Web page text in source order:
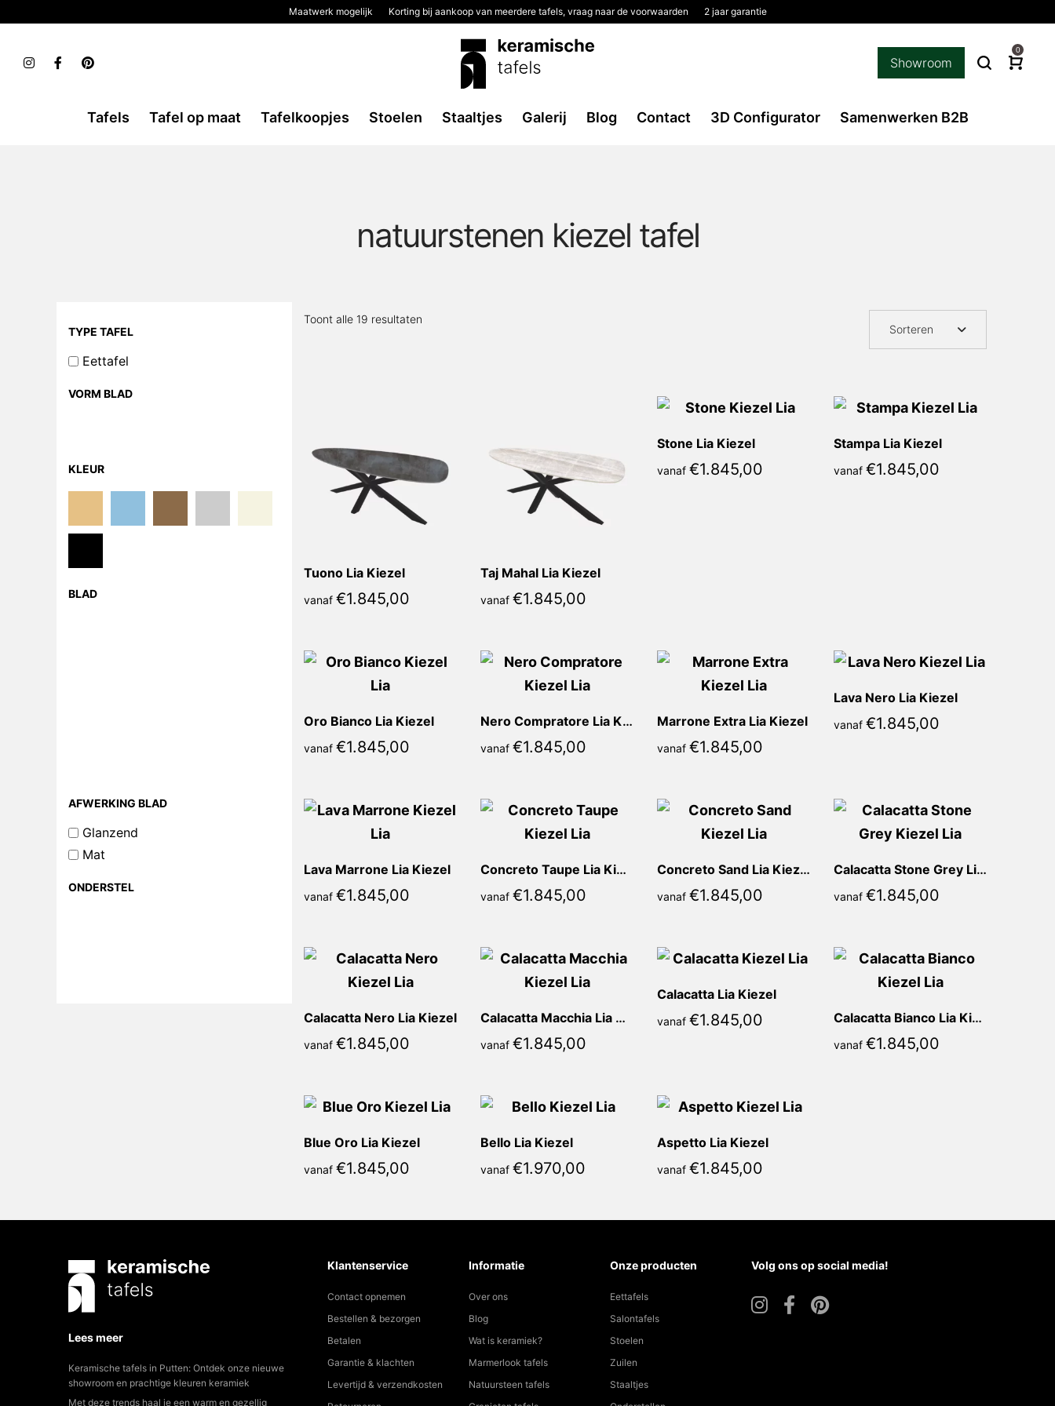
Maatwerk mogelijk Korting bij aankoop van meerdere tafels, vraag naar de voorwaarden 2 jaar garantie
Showroom
0
Tafels Tafel op maat Tafelkoopjes Stoelen Staaltjes Galerij Blog Contact 3D Configurator Samenwerken B2B
natuurstenen kiezel tafel
Toont alle 19 resultaten
Sorteren
Tuono Lia Kiezel
vanaf €1.845,00
Taj Mahal Lia Kiezel
vanaf €1.845,00
Stone Lia Kiezel
vanaf €1.845,00
Stampa Lia Kiezel
vanaf €1.845,00
Oro Bianco Lia Kiezel
vanaf €1.845,00
Nero Compratore Lia Kiezel
vanaf €1.845,00
Marrone Extra Lia Kiezel
vanaf €1.845,00
Lava Nero Lia Kiezel
vanaf €1.845,00
Lava Marrone Lia Kiezel
vanaf €1.845,00
Concreto Taupe Lia Kiezel
vanaf €1.845,00
Concreto Sand Lia Kiezel
vanaf €1.845,00
Calacatta Stone Grey Lia Kiezel
vanaf €1.845,00
Calacatta Nero Lia Kiezel
vanaf €1.845,00
Calacatta Macchia Lia Kiezel
vanaf €1.845,00
Calacatta Lia Kiezel
vanaf €1.845,00 Calacatta Bianco Lia Kiezel
vanaf €1.845,00
Blue Oro Lia Kiezel
vanaf €1.845,00
Bello Lia Kiezel
vanaf €1.970,00
Aspetto Lia Kiezel
vanaf €1.845,00
TYPE TAFEL
Eettafel
VORM BLAD
KLEUR
BLAD
AFWERKING BLAD
Glanzend
Mat
ONDERSTEL
Lees meer
Keramische tafels in Putten: Ontdek onze nieuwe
showroom en prachtige kleuren keramiek
Met deze trends haal je een warm en gezellig
Klantenservice
Contact opnemen
Bestellen & bezorgen
Betalen
Garantie & klachten
Levertijd & verzendkosten
Informatie
Over ons
Blog
Wat is keramiek?
Marmerlook tafels
Natuursteen tafels
Onze producten
Eettafels
Salontafels
Stoelen
Zuilen
Staaltjes
Volg ons op social media!